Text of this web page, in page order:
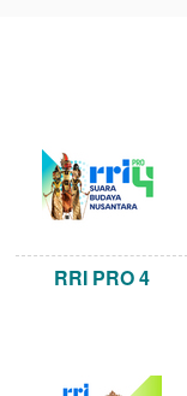
RRI PRO 4